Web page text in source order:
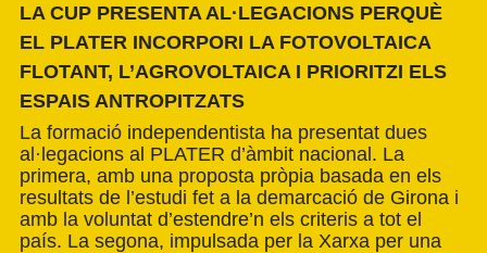
LA CUP PRESENTA AL·LEGACIONS PERQUÈ
EL PLATER INCORPORI LA FOTOVOLTAICA
FLOTANT, L’AGROVOLTAICA I PRIORITZI ELS
ESPAIS ANTROPITZATS
La formació independentista ha presentat dues
al·legacions al PLATER d’àmbit nacional. La
primera, amb una proposta pròpia basada en els
resultats de l’estudi fet a la demarcació de Girona i
amb la voluntat d’estendre’n els criteris a tot el
país. La segona, impulsada per la Xarxa per una